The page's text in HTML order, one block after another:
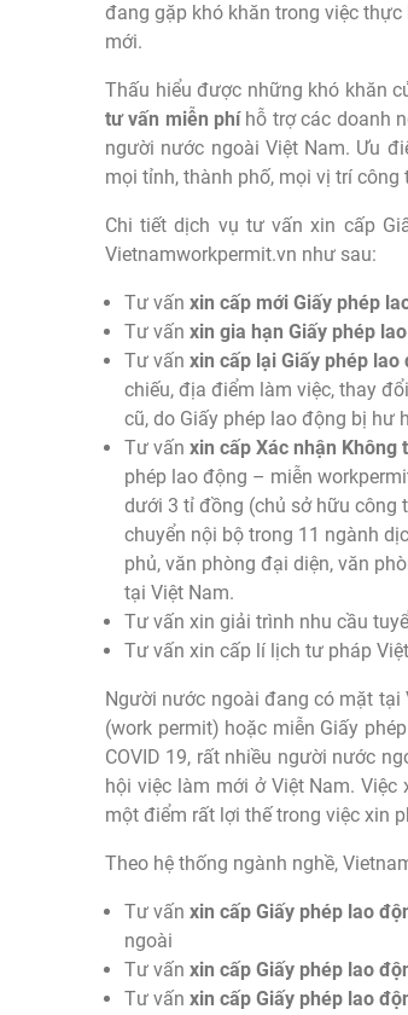
đang gặp khó khăn trong việc
mới.
Thấu hiểu được những khó khăn
tư vấn miễn phíhỗ trợ các doanh
người nước ngoài Việt Nam. Ưu
mọi tỉnh, thành phố, mọi vị trí
Chi tiết dịch vụ tư vấn xin cấp
Vietnamworkpermit.vn như sau:
Tư vấn xin cấp mới Giấy phép
Tư vấn xin gia hạn Giấy phép
Tư vấn xin cấp lại Giấy phép lao
chiếu, địa điểm làm việc, thay
cũ, do Giấy phép lao động bị hư
Tư vấn xin cấp Xác nhận Không
phép lao động – miễn
dưới 3 tỉ đồng (chủ sở hữu công
chuyển nội bộ trong 11 ngành
phủ, văn phòng đại diện, văn
tại Việt Nam.
Tư vấn xin giải trình nhu cầu
Tư vấn xin cấp lí lịch tư pháp
Người nước ngoài đang có mặt tại
(work permit) hoặc miễn Giấy
COVID 19, rất nhiều người nước
hội việc làm mới ở Việt Nam.
một điểm rất lợi thế trong việc xin
Theo hệ thống ngành nghề,
Tư vấn xin cấp Giấy phép lao
ngoài
Tư vấn xin cấp Giấy phép lao
Tư vấn xin cấp Giấy phép lao